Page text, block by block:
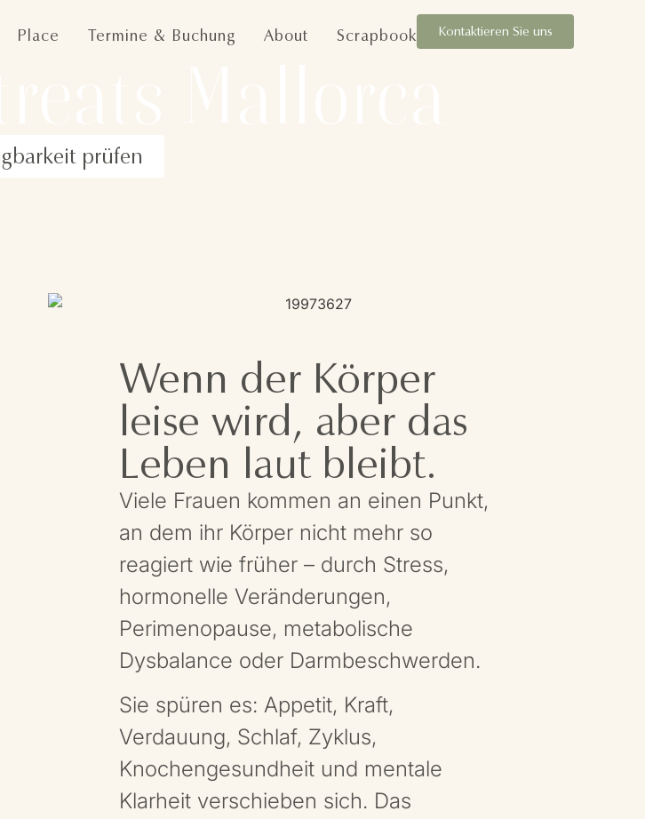
Place Termine & Buchung About Scrapbook Kontaktieren Sie uns
prüfen
Wenn der Körper
leise wird, aber das
Leben laut bleibt.
Viele Frauen kommen an einen Punkt,
an dem ihr Körper nicht mehr so
reagiert wie früher – durch Stress,
hormonelle Veränderungen,
Perimenopause, metabolische
Dysbalance oder Darmbeschwerden.
Sie spüren es: Appetit, Kraft,
Verdauung, Schlaf, Zyklus,
Knochengesundheit und mentale
Klarheit verschieben sich. Das